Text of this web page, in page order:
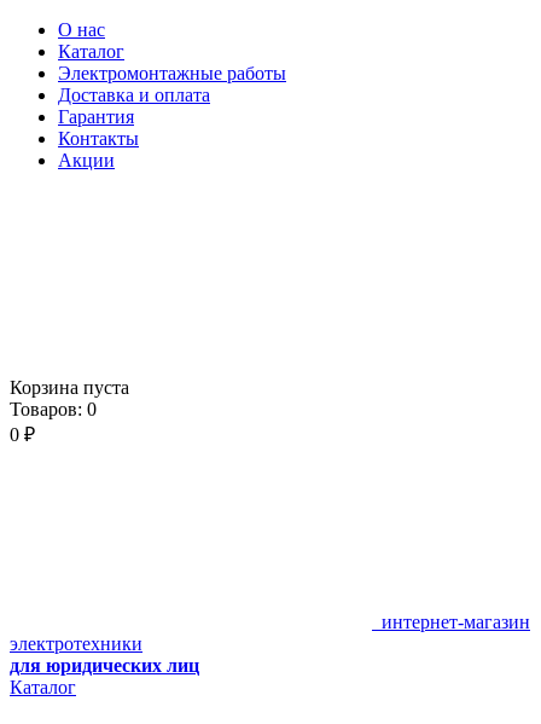
О нас
Каталог
Электромонтажные работы
Доставка и оплата
Гарантия
Контакты
Акции
Корзина пуста
Товаров: 0
0 ₽
интернет-магазин
электротехники
для юридических лиц
Каталог